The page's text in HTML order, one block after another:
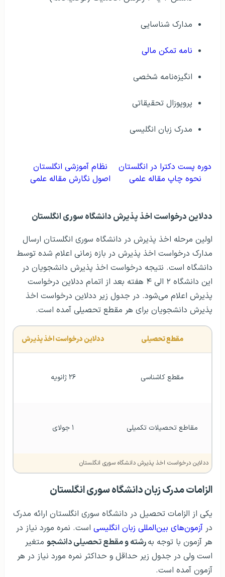
مدارک شناسایی
نامه تمکن مالی
انگیزه‌نامه شخصی
پروپوزال تحقیقاتی
مدرک زبان انگلیسی
دوره پست دکترا در انگلستان
نظام آموزشی انگلستان
نحوه چاپ مقاله علمی
اصول نگارش مقاله علمی
ددلاین درخواست اخذ پذیرش دانشگاه سوری انگلستان
اولین مرحله اخذ پذیرش در دانشگاه سوری انگلستان ارسال
مدارک درخواست اخذ پذیرش در بازه زمانی اعلام شده توسط
دانشگاه است. نتیجه درخواست اخذ پذیرش دانشجویان در
این دانشگاه ۲ الی ۴ هفته بعد از اتمام ددلاین درخواست
پذیرش اعلام می‌شود. در جدول زیر ددلاین درخواست اخذ
پذیرش دانشجویان برای هر مقطع تحصیلی آمده است.
مقطع تحصیلی ددلاین درخواست اخذ پذیرش
مقطع کاشناسی ۲۶ ژانویه
مقاطع تحصیلات تکمیلی ۱ جولای
ددلاین درخواست اخذ پذیرش دانشگاه سوری انگلستان
الزامات مدرک زبان دانشگاه سوری انگلستان
یکی از الزامات تحصیل در دانشگاه سوری انگلستان ارائه مدرک
در آزمون‌های بین‌المللی زبان انگلیسی است. نمره مورد نیاز در
هر آزمون با توجه بهرشته و مقطع تحصیلی دانشجو متغیر
است ولی در جدول زیر حداقل و حداکثر نمره مورد نیاز در هر
آزمون آمده است.